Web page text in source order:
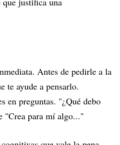
Antes de pedirle a la
te ayude a pensarlo.
en preguntas. "¿Qué debo
"Crea para mí algo..."